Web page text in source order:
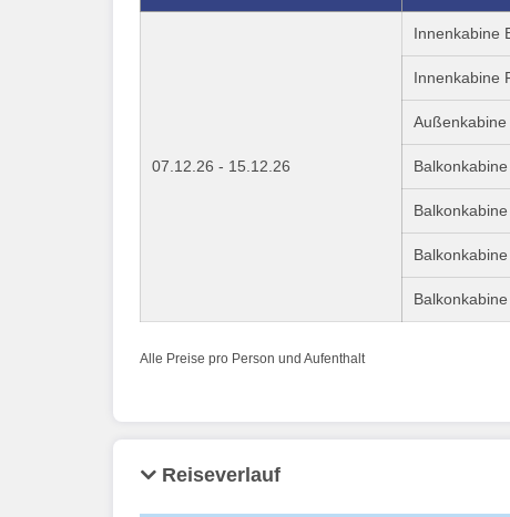
07.12.26 - 15.12.26
Innenkabine
Innenkabine
Alle Preise pro Person und Aufenthalt
Reiseverlauf